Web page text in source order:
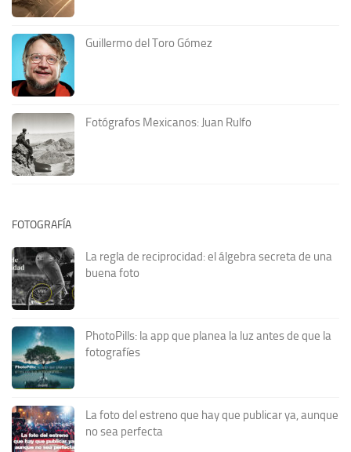
Guillermo del Toro Gómez
Fotógrafos Mexicanos: Juan Rulfo
FOTOGRAFÍA
La regla de reciprocidad: el álgebra secreta de una
buena foto
PhotoPills: la app que planea la luz antes de que la
fotografíes
La foto del estreno que hay que publicar ya, aunque
no sea perfecta